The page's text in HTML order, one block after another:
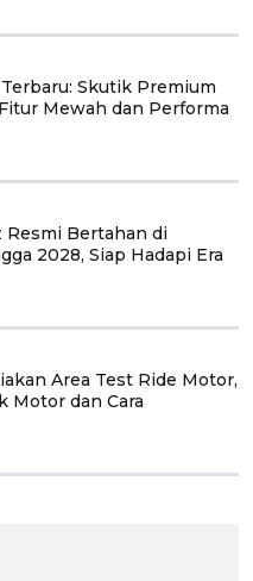
Skutik Premium
Mewah dan Performa
Resmi Bertahan di
2028, Siap Hadapi Era
Area Test Ride Motor,
Motor dan Cara